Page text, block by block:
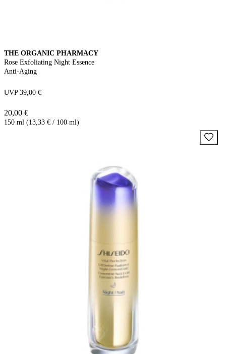
THE ORGANIC PHARMACY
Rose Exfoliating Night Essence
Anti-Aging
UVP 39,00 €
20,00 €
150 ml (13,33 € / 100 ml)